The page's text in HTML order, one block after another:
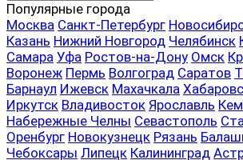
Популярные города
Москва Санкт-Петербург
Казань Нижний Новгород Челябинск
Самара Уфа Ростов-на-Дону Омск
Воронеж Пермь Волгоград Саратов
Барнаул Ижевск Махачкала
Иркутск Владивосток Ярославль
Набережные Челны Севастополь
Оренбург Новокузнецк Рязань
Чебоксары Липецк Калининград